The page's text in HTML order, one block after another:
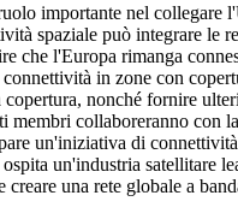
importante nel collegare
spaziale può integrare le
che l'Europa rimanga
in zone con
copertura, nonché fornire
membri collaboreranno con
un'iniziativa di connettività
un'industria satellitare
creare una rete globale a